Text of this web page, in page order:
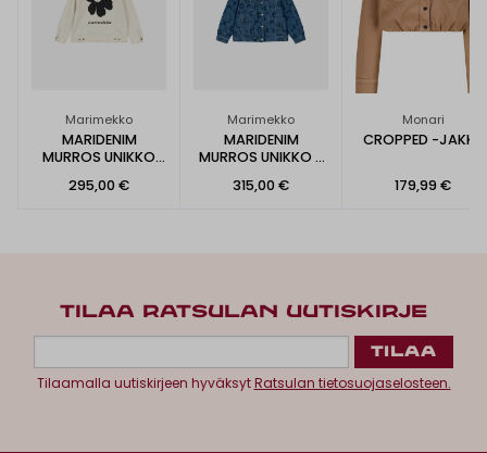
Marimekko
MARIDENIM
MURROS UNIKKO
FARKKUTAKKI
295,00 €
Marimekko
MARIDENIM
MURROS UNIKKO -
315,00 €
Monari
CROPPED -JAKKU
179,99 €
TILAA RATSULAN UUTISKIRJE
Tilaamalla uutiskirjeen hyväksytRatsulan tietosuojaselosteen.